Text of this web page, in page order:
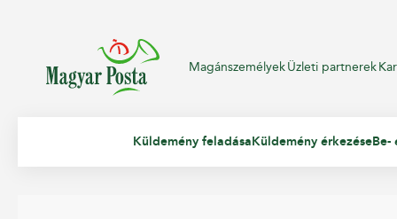
MagánszemélyekÜzleti partnerek
Küldemény feladásaKüldemény érkezéseBe-